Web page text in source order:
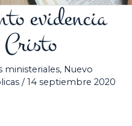
evidencia
ministeriales, Nuevo
/14 septiembre 2020